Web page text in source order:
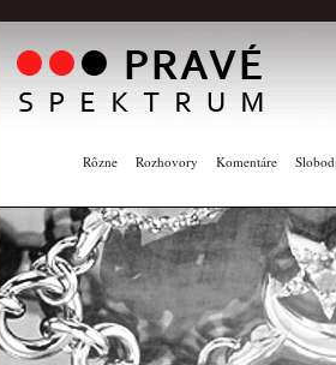
Rôzne Rozhovory Komentáre